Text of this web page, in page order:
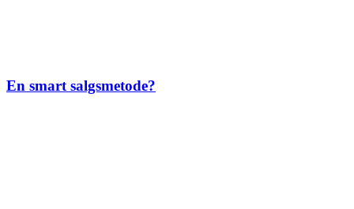
En smart salgsmetode?